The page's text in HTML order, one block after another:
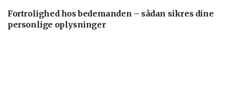
Fortrolighed hos bedemanden – sådan sikres dine
personlige oplysninger